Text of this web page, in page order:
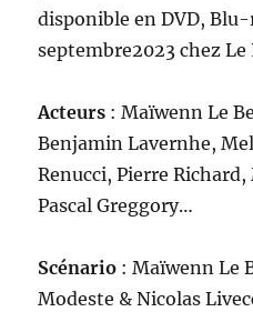
disponible en DVD,
septembre2023 chez Le
Acteurs : Maïwenn Le
Benjamin Lavernhe,
Renucci, Pierre
Pascal Greggory…
Scénario : Maïwenn Le
Modeste & Nicolas